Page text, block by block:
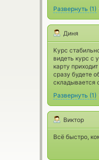
Развернуть (1)
Диня
Курс
видеть курс с
карту
сразу будете
складывается
Развернуть (1)
Виктор
Всё быстро,